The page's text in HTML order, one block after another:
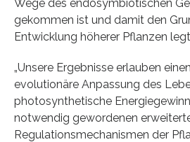
Wege des endosymbiotischen
gekommen ist und damit den
Entwicklung höherer Pflanzen
„Unsere Ergebnisse erlauben
evolutionäre Anpassung des
photosynthetische
notwendig gewordenen
Regulationsmechanismen der